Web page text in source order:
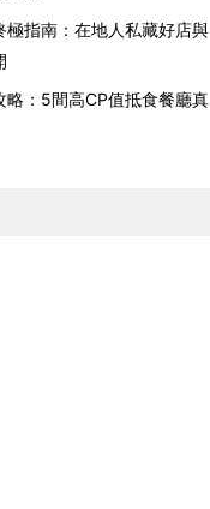
極指南：在地人私藏好店與
略：5間高CP值抵食餐廳真